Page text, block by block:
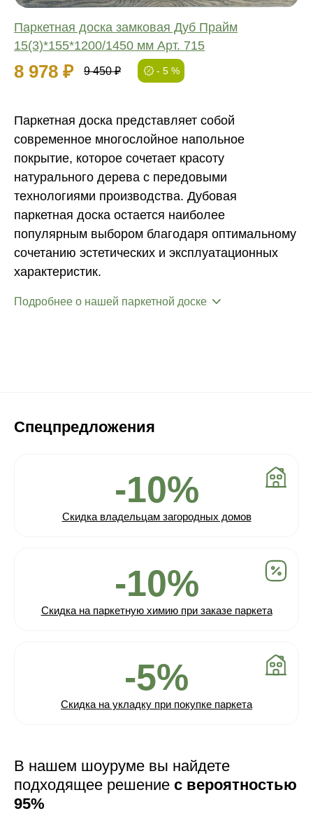
Паркетная доска замковая Дуб Прайм
15(3)*155*1200/1450 мм Арт. 715
8 978 ₽ 9 450 ₽ - 5 %
Паркетная доска представляет собой
современное многослойное напольное
покрытие, которое сочетает красоту
натурального дерева с передовыми
технологиями производства. Дубовая
паркетная доска остается наиболее
популярным выбором благодаря оптимальному
сочетанию эстетических и эксплуатационных
характеристик.
Подробнее о нашей паркетной доске
Спецпредложения
-10%
Скидка владельцам загородных домов
-10%
Скидка на паркетную химию при заказе паркета
-5%
Скидка на укладку при покупке паркета
В нашем шоуруме вы найдете
подходящее решение с вероятностью
95%